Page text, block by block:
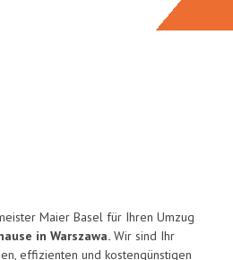
Maier Basel für Ihren Umzug
in Warszawa. Wir sind Ihr
effizienten und kostengünstigen